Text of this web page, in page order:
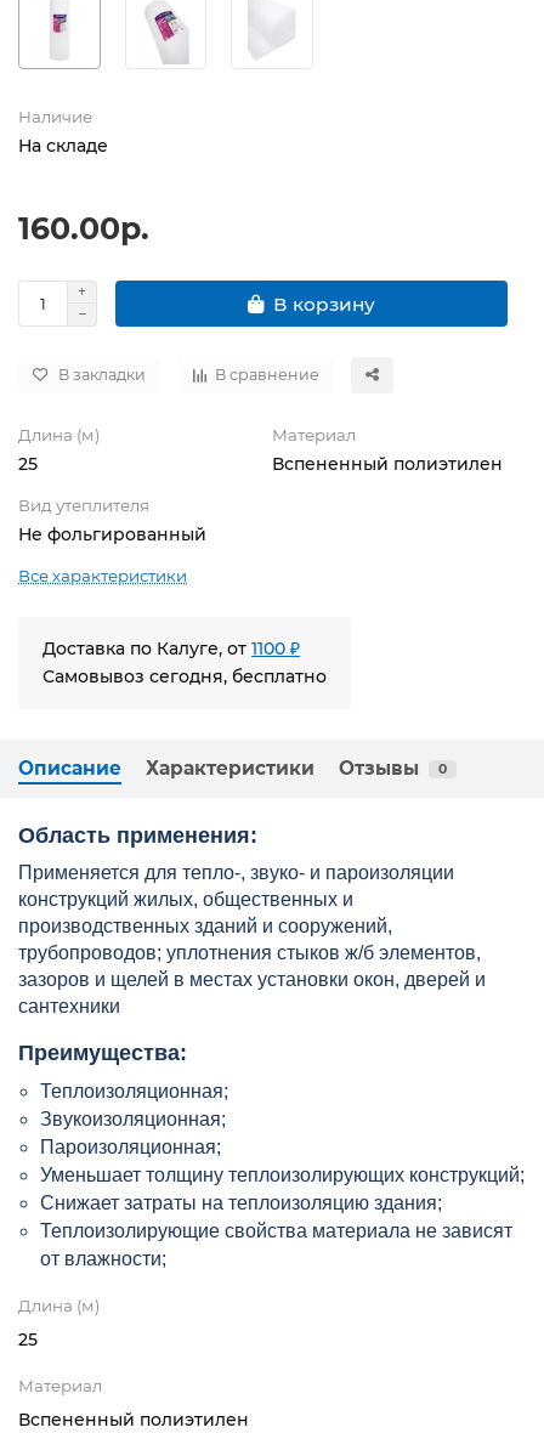
Наличие
На складе
160.00р.
В корзину
В закладки В сравнение
Длина (м)
25
Материал
Вспененный полиэтилен
Вид утеплителя
Не фольгированный
Все характеристики
Доставка по Калуге, от 1100 ₽
Самовывоз сегодня, бесплатно
Описание Характеристики Отзывы 0
Область применения:
Применяется для тепло-, звуко- и пароизоляции
конструкций жилых, общественных и
производственных зданий и сооружений,
трубопроводов; уплотнения стыков ж/б элементов,
зазоров и щелей в местах установки окон, дверей и
сантехники
Преимущества:
Теплоизоляционная;
Звукоизоляционная;
Пароизоляционная;
Уменьшает толщину теплоизолирующих конструкций;
Снижает затраты на теплоизоляцию здания;
Теплоизолирующие свойства материала не зависят
от влажности;
Длина (м)
25
Материал
Вспененный полиэтилен